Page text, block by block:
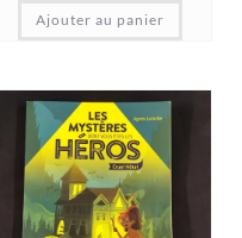
Ajouter au panier